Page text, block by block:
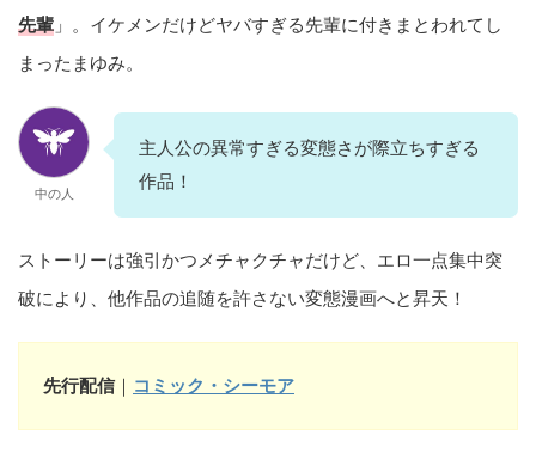
先輩 」。イケメンだけどヤバすぎる先輩に付きまとわれてし
まったまゆみ。
中の人
主人公の異常すぎる変態さが際立ちすぎる
作品！
ストーリーは強引かつメチャクチャだけど、エロ一点集中突
破により、他作品の追随を許さない変態漫画へと昇天！
先行配信｜ コミック・シーモア